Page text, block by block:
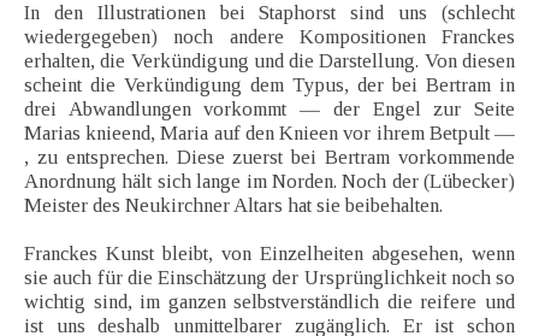
In den Illustrationen bei Staphorst sind uns (schlecht
wiedergegeben) noch andere Kompositionen Franckes
erhalten, die Verkündigung und die Darstellung. Von diesen
scheint die Verkündigung dem Typus, der bei Bertram in
drei Abwandlungen vorkommt — der Engel zur Seite
Marias knieend, Maria auf den Knieen vor ihrem Betpult —
, zu entsprechen. Diese zuerst bei Bertram vorkommende
Anordnung hält sich lange im Norden. Noch der (Lübecker)
Meister des Neukirchner Altars hat sie beibehalten.
Franckes Kunst bleibt, von Einzelheiten abgesehen, wenn
sie auch für die Einschätzung der Ursprünglichkeit noch so
wichtig sind, im ganzen selbstverständlich die reifere und
ist uns deshalb unmittelbarer zugänglich. Er ist schon